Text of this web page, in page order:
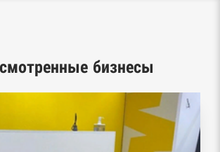
Рособрнадзор, Роскомнадзор,
Росприроднадзор,
бизнесы